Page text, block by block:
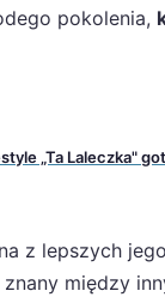
pokolenia,
„Ta Laleczka"
z lepszych
między